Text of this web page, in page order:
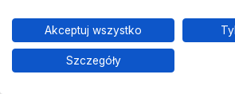
Akceptuj wszystko
Szczegóły